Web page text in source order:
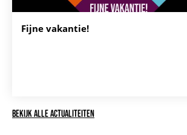
Fijne vakantie!
BEKIJK ALLE ACTUALITEITEN